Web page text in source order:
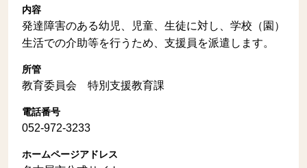
内容
発達障害のある幼児、児童、生徒に対し、学校（園）
生活での介助等を行うため、支援員を派遣します。
所管
教育委員会 特別支援教育課
電話番号
052-972-3233
ホームページアドレス